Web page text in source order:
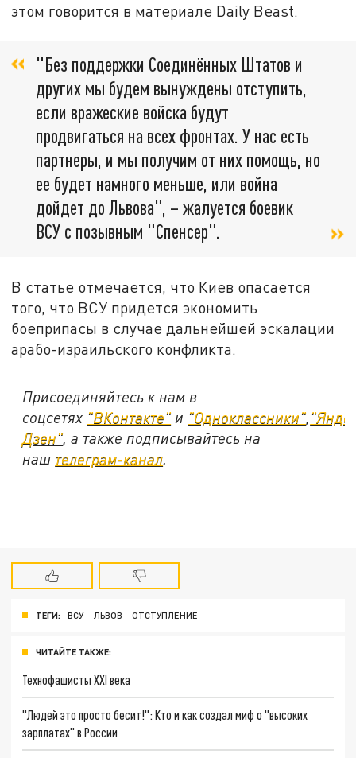
этом говорится в материале Daily Beast.
"Без поддержки Соединённых Штатов и
других мы будем вынуждены отступить,
если вражеские войска будут
продвигаться на всех фронтах. У нас есть
партнеры, и мы получим от них помощь, но
ее будет намного меньше, или война
дойдет до Львова", – жалуется боевик
ВСУ с позывным "Спенсер".
В статье отмечается, что Киев опасается
того, что ВСУ придется экономить
боеприпасы в случае дальнейшей эскалации
арабо-израильского конфликта.
Присоединяйтесь к нам в
соцсетях "ВКонтакте" и "Одноклассники",
Дзен", а также подписывайтесь на
наш телеграм-канал.
ТЕГИ: ВСУ ЛЬВОВ ОТСТУПЛЕНИЕ
ЧИТАЙТЕ ТАКЖЕ:
Технофашисты XXI века
"Людей это просто бесит!": Кто и как создал миф о "высоких
зарплатах" в России